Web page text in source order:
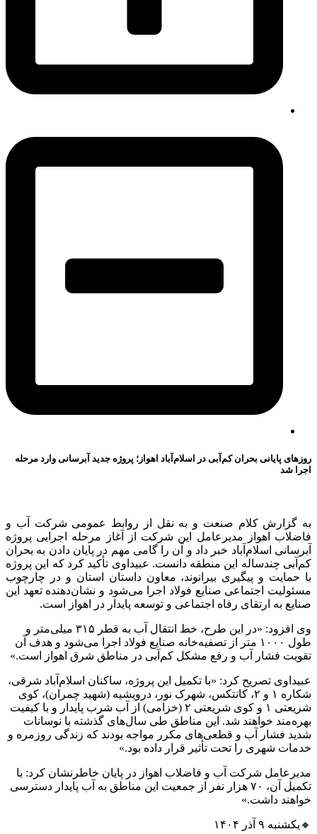
روزهای پایانی بحران کم‌آبی در اسلام‌آباد اهواز؛ پروژه جدید آبرسانی وارد مرحله
اجرا شد
به گزارش‌ کلام صنعت و به نقل از روابط عمومی شرکت آب و
فاضلاب اهواز مدیرعامل این شرکت از آغاز مرحله اجرایی پروژه
آبرسانی اسلام‌آباد خبر داد و آن را گامی مهم در پایان دادن به بحران
کم‌آبی چندساله این منطقه دانست. عبیداوی تأکید کرد که این پروژه
با حمایت و پیگیری بیرانوند، معاون داستان استان و در چارچوب
مسئولیت اجتماعی صنایع فولاد اجرا می‌شود و نشان‌دهنده تعهد این
صنایع به ارتقای رفاه اجتماعی و توسعه پایدار در اهواز است.
وی افزود: «در این طرح، خط انتقال آب به قطر ۳۱۵ میلی‌متر و
طول ۱۰۰۰ متر از تصفیه‌خانه صنایع فولاد اجرا می‌شود و هدف آن
تقویت فشار آب و رفع مشکل کم‌آبی در مناطق شرق اهواز است.»
عبیداوی تصریح کرد: «با تکمیل این پروژه، ساکنان اسلام‌آباد شرقی،
شکاره ۱ و ۲، کانتکس، شهرک نور، درویشیه (شهید چمران)، کوی
شریعتی ۱ و کوی شریعتی ۲ (خزامی) از آب شرب پایدار و با کیفیت
بهره‌مند خواهند شد. این مناطق طی سال‌های گذشته با نوسانات
شدید فشار آب و قطعی‌های مکرر مواجه بودند که زندگی روزمره و
خدمات شهری را تحت تأثیر قرار داده بود.»
مدیرعامل شرکت آب و فاضلاب اهواز در پایان خاطرنشان کرد: با
تکمیل آن، ۷۰ هزار نفر از جمعیت این مناطق به آب پایدار دسترسی
خواهند داشت.»
🔸یکشنبه ۹ آذر ۱۴۰۴